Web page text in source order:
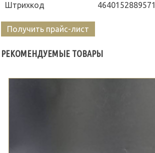
Штрихкод
4640152889571
Получить прайс-лист
РЕКОМЕНДУЕМЫЕ ТОВАРЫ